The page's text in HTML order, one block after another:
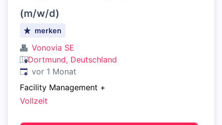
(m/w/d)
merken
Vonovia SE
Dortmund, Deutschland
Veröffentlicht:
vor 1 Monat
Facility Management +
Vollzeit